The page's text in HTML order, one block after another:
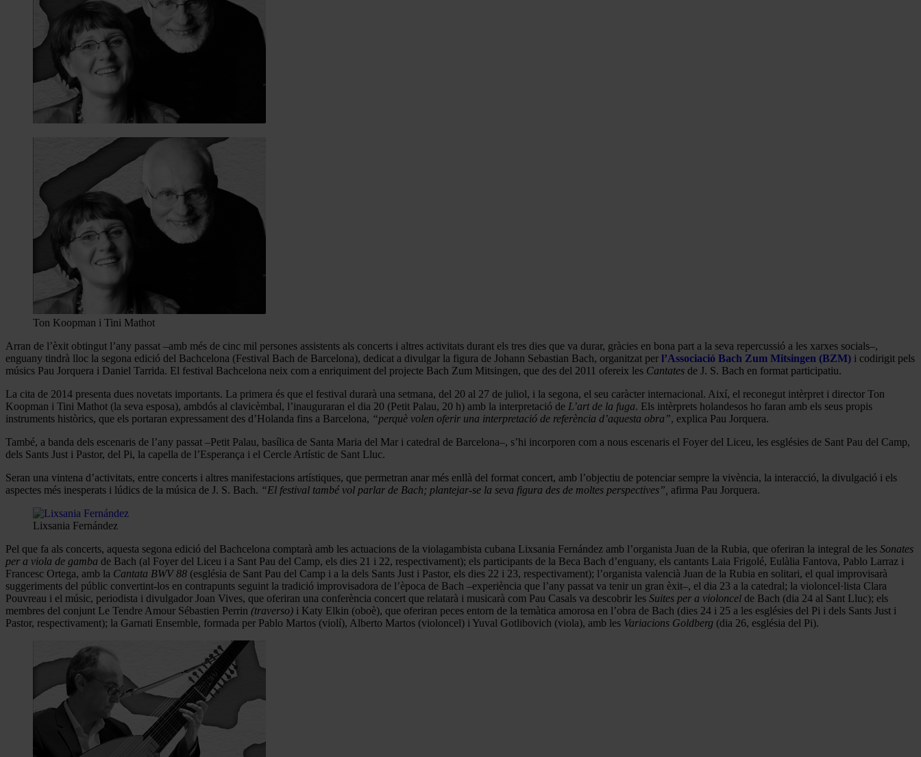
Ton Koopman i Tini Mathot
Arran de l’èxit obtingut l’any passat –amb més de cinc mil persones assistents als concerts i altres activitats durant els tres dies que va durar, gràcies en bona part a la seva repercussió a les xarxes socials–,
enguany tindrà lloc la segona edició del Bachcelona (Festival Bach de Barcelona), dedicat a divulgar la figura de Johann Sebastian Bach, organitzat per l’Associació Bach Zum Mitsingen (BZM) i codirigit pels
músics Pau Jorquera i Daniel Tarrida. El festival Bachcelona neix com a enriquiment del projecte Bach Zum Mitsingen, que des del 2011 ofereix les Cantates de J. S. Bach en format participatiu.
La cita de 2014 presenta dues novetats importants. La primera és que el festival durarà una setmana, del 20 al 27 de juliol, i la segona, el seu caràcter internacional. Així, el reconegut intèrpret i director Ton
Koopman i Tini Mathot (la seva esposa), ambdós al clavicèmbal, l’inauguraran el dia 20 (Petit Palau, 20 h) amb la interpretació de L’art de la fuga. Els intèrprets holandesos ho faran amb els seus propis
instruments històrics, que els portaran expressament des d’Holanda fins a Barcelona, “perquè volen oferir una interpretació de referència d’aquesta obra”, explica Pau Jorquera.
També, a banda dels escenaris de l’any passat –Petit Palau, basílica de Santa Maria del Mar i catedral de Barcelona–, s’hi incorporen com a nous escenaris el Foyer del Liceu, les esglésies de Sant Pau del Camp,
dels Sants Just i Pastor, del Pi, la capella de l’Esperança i el Cercle Artístic de Sant Lluc.
Seran una vintena d’activitats, entre concerts i altres manifestacions artístiques, que permetran anar més enllà del format concert, amb l’objectiu de potenciar sempre la vivència, la interacció, la divulgació i els
aspectes més inesperats i lúdics de la música de J. S. Bach. “El festival també vol parlar de Bach; plantejar-se la seva figura des de moltes perspectives”, afirma Pau Jorquera.
Lixsania Fernández
Pel que fa als concerts, aquesta segona edició del Bachcelona comptarà amb les actuacions de la violagambista cubana Lixsania Fernández amb l’organista Juan de la Rubia, que oferiran la integral de les Sonates
per a viola de gamba de Bach (al Foyer del Liceu i a Sant Pau del Camp, els dies 21 i 22, respectivament); els participants de la Beca Bach d’enguany, els cantants Laia Frigolé, Eulàlia Fantova, Pablo Larraz i
Francesc Ortega, amb la Cantata BWV 88 (església de Sant Pau del Camp i a la dels Sants Just i Pastor, els dies 22 i 23, respectivament); l’organista valencià Juan de la Rubia en solitari, el qual improvisarà
suggeriments del públic convertint-los en contrapunts seguint la tradició improvisadora de l’època de Bach –experiència que l’any passat va tenir un gran èxit–, el dia 23 a la catedral; la violoncel·lista Clara
Pouvreau i el músic, periodista i divulgador Joan Vives, que oferiran una conferència concert que relatarà i musicarà com Pau Casals va descobrir les Suites per a violoncel de Bach (dia 24 al Sant Lluc); els
membres del conjunt Le Tendre Amour Sébastien Perrin (traverso) i Katy Elkin (oboè), que oferiran peces entorn de la temàtica amorosa en l’obra de Bach (dies 24 i 25 a les esglésies del Pi i dels Sants Just i
Pastor, respectivament); la Garnati Ensemble, formada per Pablo Martos (violí), Alberto Martos (violoncel) i Yuval Gotlibovich (viola), amb les Variacions Goldberg (dia 26, església del Pi).